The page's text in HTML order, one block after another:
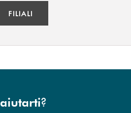
FILIALI
aiutarti?